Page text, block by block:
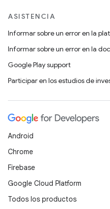
ASISTENCIA
Informar sobre un error en la
Informar sobre un error en la
Google Play support
Participar en los estudios de
Android
Chrome
Firebase
Google Cloud Platform
Todos los productos